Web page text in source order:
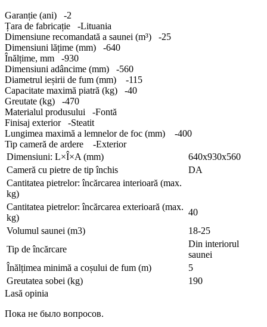
Garanție (ani) -2
Țara de fabricație -Lituania
Dimensiune recomandată a saunei (m³) -25
Dimensiuni lățime (mm) -640
Înălțime, mm -930
Dimensiuni adâncime (mm) -560
Diametrul ieșirii de fum (mm) -115
Capacitate maximă piatră (kg) -40
Greutate (kg) -470
Materialul produsului -Fontă
Finisaj exterior -Steatit
Lungimea maximă a lemnelor de foc (mm) -400
Tip cameră de ardere -Exterior
Dimensiuni: L×Î×A (mm)
640x930x560
Cameră cu pietre de tip închis
DA
Cantitatea pietrelor: încărcarea interioară (max.
kg)
Cantitatea pietrelor: încărcarea exterioară (max.
kg)
40
Volumul saunei (m3)
18-25
Tip de încărcare
Din interiorul
saunei
Înălțimea minimă a coșului de fum (m)
5
Greutatea sobei (kg)
190
Lasă opinia
Пока не было вопросов.